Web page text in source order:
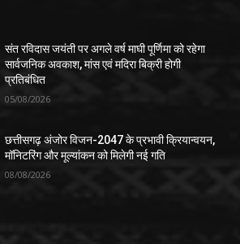
संत रविदास जयंती पर अगले वर्ष माघी पूर्णिमा को रहेगा
सार्वजनिक अवकाश, मांस एवं मदिरा बिक्री होगी
प्रतिबंधित
05/08/2026
छत्तीसगढ़ अंजोर विजन-2047 के प्रभावी क्रियान्वयन,
मॉनिटरिंग और मूल्यांकन को मिलेगी नई गति
08/08/2026